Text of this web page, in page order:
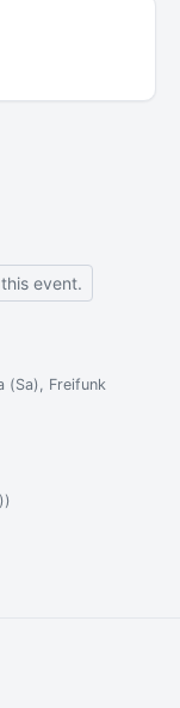
event.
(Sa), Freifunk